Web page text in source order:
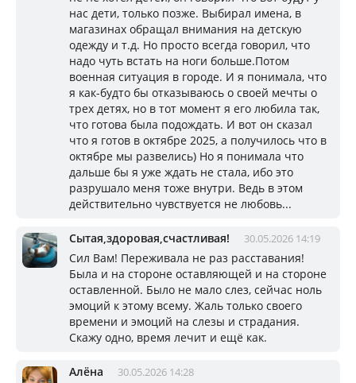
нас дети, только позже. Выбирал имена, в
магазинах обращал внимания на детскую
одежду и т.д. Но просто всегда говорил, что
надо чуть встать на ноги больше.Потом
военная ситуация в городе. И я понимала, что
я как-будто бы отказываюсь о своей мечты о
трех детях, но в тот момент я его любила так,
что готова была подождать. И вот он сказал
что я готов в октябре 2025, а получилось что в
октябре мы развелись) Но я понимала что
дальше бы я уже ждать не стала, ибо это
разрушало меня тоже внутри. Ведь в этом
действительно чувствуется не любовь...
Сытая,здоровая,счастливая! 30.05.2026 14:19
Сил Вам! Переживала не раз расставания!
Была и на стороне оставляющей и на стороне
оставленной. Было не мало слез, сейчас ноль
эмоций к этому всему. Жаль только своего
времени и эмоций на слезы и страдания.
Скажу одно, время лечит и ещё как.
Алёна 30.05.2026 14:28